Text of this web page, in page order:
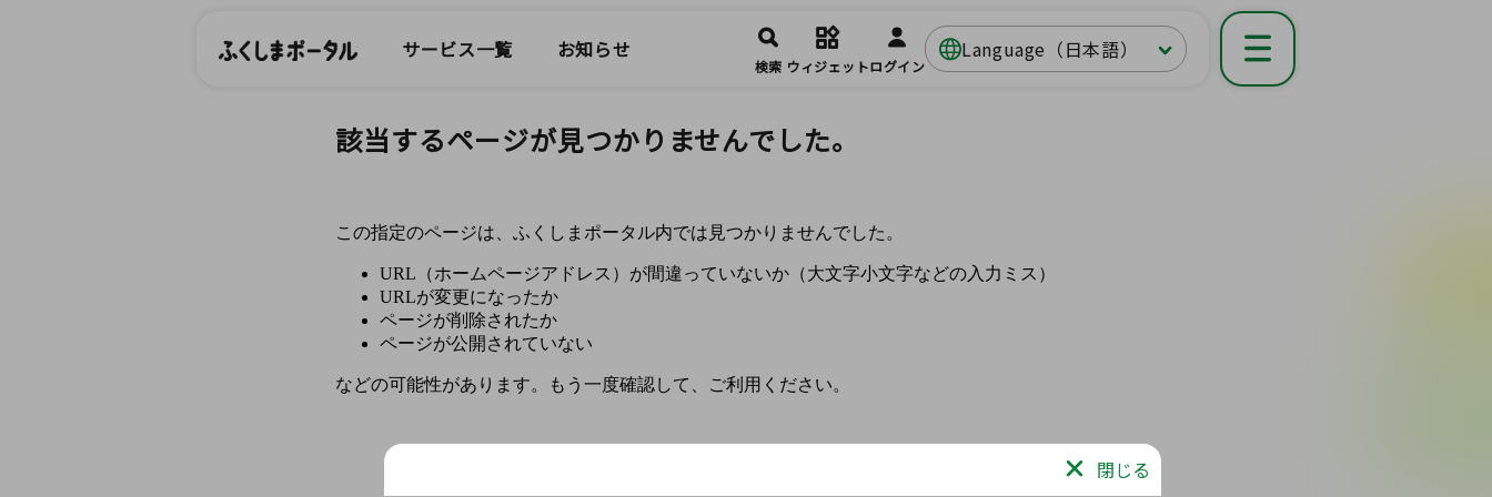
サービス一覧 お知らせ
検索 ウィジェットログイン
Language（日本語）
該当するページが見つかりませんでした。
閉じる